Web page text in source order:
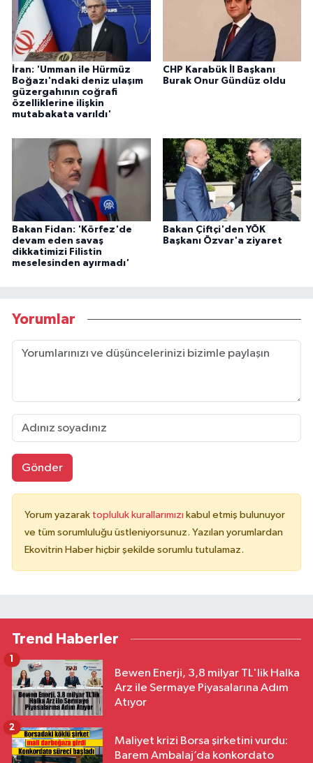
İran: 'Umman ile Hürmüz
Boğazı'ndaki deniz ulaşım
güzergahının coğrafi
özelliklerine ilişkin
mutabakata varıldı'
CHP Karabük İl Başkanı
Burak Onur Gündüz oldu
Bakan Fidan: 'Körfez'de
devam eden savaş
dikkatimizi Filistin
meselesinden ayırmadı'
Bakan Çiftçi'den YÖK
Başkanı Özvar'a ziyaret
Yorumlar
Gönder
Yorum yazarak topluluk kurallarımızı kabul etmiş bulunuyor
ve tüm sorumluluğu üstleniyorsunuz. Yazılan yorumlardan
Ekovitrin Haber hiçbir şekilde sorumlu tutulamaz.
Trend Haberler
Bewen Enerji, 3,8 milyar TL'lik Halka
Arz ile Sermaye Piyasalarına Adım
Atıyor
1
Maliyet krizi Borsa şirketini vurdu:
Barem Ambalaj’da konkordato
2